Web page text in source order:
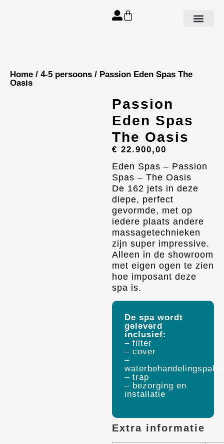
Home / 4-5 persoons / Passion Eden Spas The
Oasis
Passion
Eden Spas
The Oasis
€ 22.900,00
Eden Spas – Passion
Spas – The Oasis
De 162 jets in deze
diepe, perfect
gevormde, met op
iedere plaats andere
massagetechnieken
zijn super impressive.
Alleen in de showroom
met eigen ogen te zien
hoe imposant deze
spa is.
De spa wordt
geleverd
inclusief:
– filter
– cover
–
– trap
– bezorging en
installatie
Extra informatie